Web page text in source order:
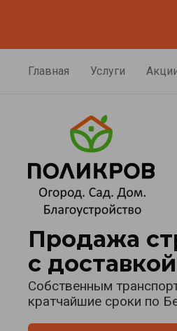
Главная Услуги
Продажа
с доставкой
Собственным
кратчайшие сроки по